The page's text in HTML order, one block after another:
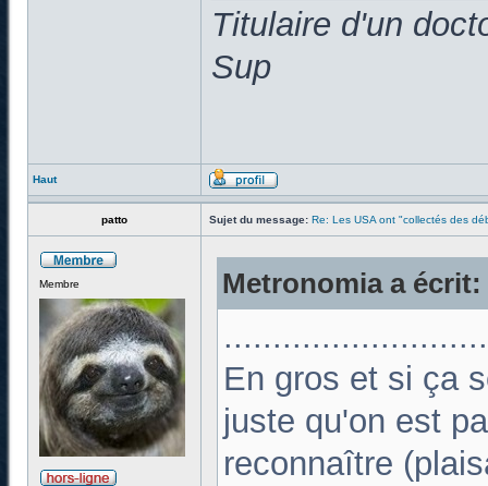
Titulaire d'un
Sup
Haut
patto Sujet du message: Re: Les USA ont "collectés des
Membre Metronomia a écrit:
En gros et si ça
juste qu'on est
reconnaître